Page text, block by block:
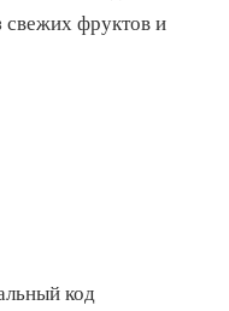
свежих фруктов и
код